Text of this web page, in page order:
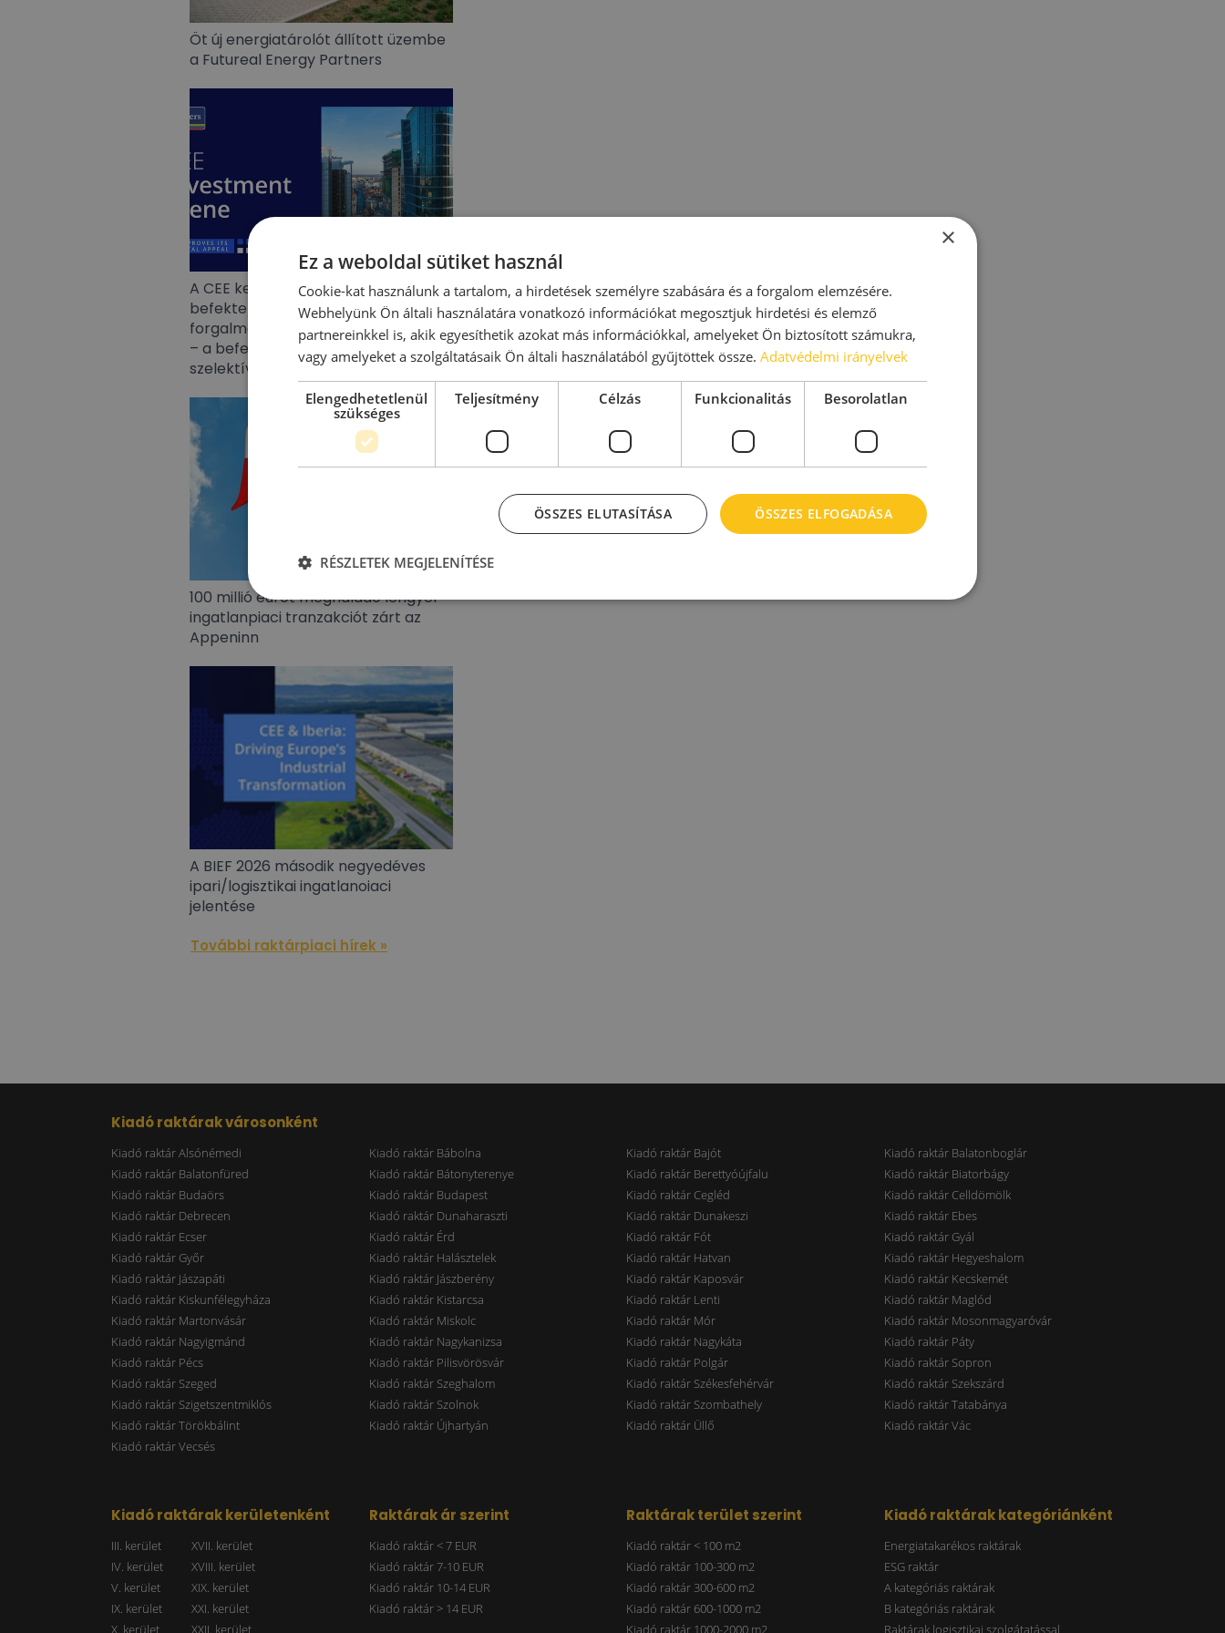
Öt új energiatárolót állított üzembe
a Futureal Energy Partners
A CEE kereskedelmiingatlan-
befektetési piac 5,8 milliárd eurós
forgalmat ért el 2026 első félévében
– a befektetők visszatértek, de jóval
szelektívebb stratégiával
100 millió eurót meghaladó lengyel
ingatlanpiaci tranzakciót zárt az
Appeninn
A BIEF 2026 második negyedéves
ipari/logisztikai ingatlanoiaci
jelentése
További raktárpiaci hírek »
Kiadó raktárak városonként
Kiadó raktár Alsónémedi Kiadó raktár Bábolna Kiadó raktár Bajót
Kiadó raktár Balatonboglár
Kiadó raktár Balatonfüred
Kiadó raktár Bátonyterenye Kiadó raktár Berettyóújfalu
Kiadó raktár Biatorbágy
Kiadó raktár Budaörs
Kiadó raktár Budapest Kiadó raktár Cegléd
Kiadó raktár Celldömölk
Kiadó raktár Debrecen
Kiadó raktár Dunaharaszti Kiadó raktár Dunakeszi
Kiadó raktár Ebes
Kiadó raktár Ecser
Kiadó raktár Érd Kiadó raktár Fót
Kiadó raktár Gyál
Kiadó raktár Győr
Kiadó raktár Halásztelek Kiadó raktár Hatvan
Kiadó raktár Hegyeshalom
Kiadó raktár Jászapáti
Kiadó raktár Jászberény Kiadó raktár Kaposvár
Kiadó raktár Kecskemét
Kiadó raktár Kiskunfélegyháza
Kiadó raktár Kistarcsa Kiadó raktár Lenti
Kiadó raktár Maglód
Kiadó raktár Martonvásár
Kiadó raktár Miskolc Kiadó raktár Mór
Kiadó raktár Mosonmagyaróvár
Kiadó raktár Nagyigmánd
Kiadó raktár Nagykanizsa Kiadó raktár Nagykáta
Kiadó raktár Páty
Kiadó raktár Pécs
Kiadó raktár Pilisvörösvár Kiadó raktár Polgár
Kiadó raktár Sopron
Kiadó raktár Szeged
Kiadó raktár Szeghalom Kiadó raktár Székesfehérvár
Kiadó raktár Szekszárd
Kiadó raktár Szigetszentmiklós
Kiadó raktár Szolnok Kiadó raktár Szombathely
Kiadó raktár Tatabánya
Kiadó raktár Törökbálint
Kiadó raktár Újhartyán Kiadó raktár Üllő
Kiadó raktár Vác
Kiadó raktár Vecsés
Kiadó raktárak kerületenként
III. kerület
IV. kerület
V. kerület
IX. kerület
X. kerület
XVII. kerület
XVIII. kerület
XIX. kerület
XXI. kerület
XXII. kerület
Raktárak ár szerint
Kiadó raktár < 7 EUR
Kiadó raktár 7-10 EUR
Kiadó raktár 10-14 EUR
Kiadó raktár > 14 EUR
Raktárak terület szerint
Kiadó raktár < 100 m2
Kiadó raktár 100-300 m2
Kiadó raktár 300-600 m2
Kiadó raktár 600-1000 m2
Kiadó raktár 1000-2000 m2
Kiadó raktárak kategóriánként
Energiatakarékos raktárak
ESG raktár
A kategóriás raktárak
B kategóriás raktárak
Raktárak logisztikai szolgátatással
×
Ez a weboldal sütiket használ
Cookie-kat használunk a tartalom, a hirdetések személyre szabására és a forgalom elemzésére.
Webhelyünk Ön általi használatára vonatkozó információkat megosztjuk hirdetési és elemző
partnereinkkel is, akik egyesíthetik azokat más információkkal, amelyeket Ön biztosított számukra,
vagy amelyeket a szolgáltatásaik Ön általi használatából gyűjtöttek össze. Adatvédelmi irányelvek
Elengedhetetlenül
szükséges
Teljesítmény Célzás Funkcionalitás Besorolatlan
ÖSSZES ELFOGADÁSA
ÖSSZES ELUTASÍTÁSA
RÉSZLETEK MEGJELENÍTÉSE